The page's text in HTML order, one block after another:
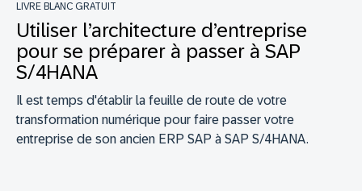
LIVRE BLANC GRATUIT
Utiliser l’architecture d’entreprise
pour se préparer à passer à SAP
S/4HANA
Il est temps d'établir la feuille de route de votre
transformation numérique pour faire passer votre
entreprise de son ancien ERP SAP à SAP S/4HANA.